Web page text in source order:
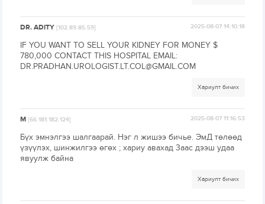
DR. ADITY[102.89.85.59] 2025-08-07 14:10:18
IF YOU WANT TO SELL YOUR KIDNEY FOR MONEY $
780,000 CONTACT THIS HOSPITAL EMAIL:
DR.PRADHAN.UROLOGIST.LT.COL@GMAIL.COM
Хариулт бичих
M[66.181.182.124] 2025-08-07 11:16:53
Бүх эмнэлгээ шалгаарай. Нэг л жишээ бичье. ЭмД төлөөд
үзүүлэх, шинжилгээ өгөх ; хариу авахад 3аас дээш удаа
явуулж байна
Хариулт бичих